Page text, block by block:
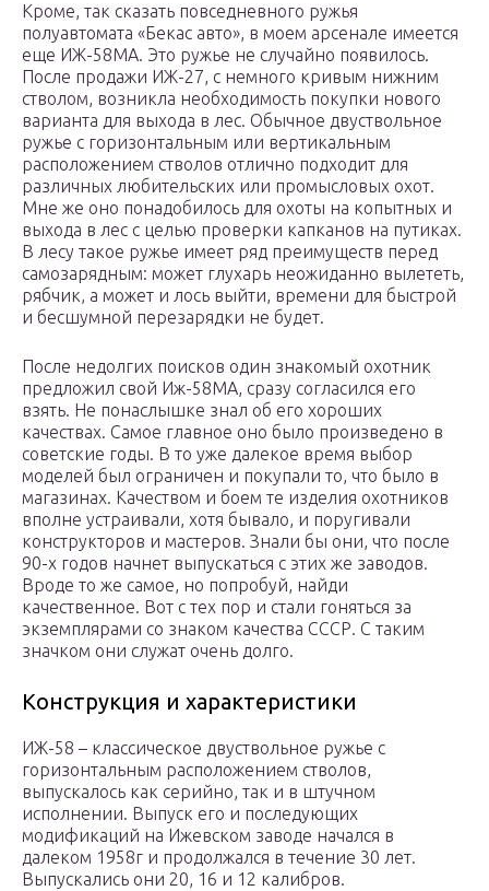
Кроме, так сказать повседневного ружья
полуавтомата «Бекас авто», в моем арсенале имеется
еще ИЖ-58МА. Это ружье не случайно появилось.
После продажи ИЖ-27, с немного кривым нижним
стволом, возникла необходимость покупки нового
варианта для выхода в лес. Обычное двуствольное
ружье с горизонтальным или вертикальным
расположением стволов отлично подходит для
различных любительских или промысловых охот.
Мне же оно понадобилось для охоты на копытных и
выхода в лес с целью проверки капканов на путиках.
В лесу такое ружье имеет ряд преимуществ перед
самозарядным: может глухарь неожиданно вылететь,
рябчик, а может и лось выйти, времени для быстрой
и бесшумной перезарядки не будет.
После недолгих поисков один знакомый охотник
предложил свой Иж-58МА, сразу согласился его
взять. Не понаслышке знал об его хороших
качествах. Самое главное оно было произведено в
советские годы. В то уже далекое время выбор
моделей был ограничен и покупали то, что было в
магазинах. Качеством и боем те изделия охотников
вполне устраивали, хотя бывало, и поругивали
конструкторов и мастеров. Знали бы они, что после
90-х годов начнет выпускаться с этих же заводов.
Вроде то же самое, но попробуй, найди
качественное. Вот с тех пор и стали гоняться за
экземплярами со знаком качества СССР. С таким
значком они служат очень долго.
Конструкция и характеристики
ИЖ-58 – классическое двуствольное ружье с
горизонтальным расположением стволов,
выпускалось как серийно, так и в штучном
исполнении. Выпуск его и последующих
модификаций на Ижевском заводе начался в
далеком 1958г и продолжался в течение 30 лет.
Выпускались они 20, 16 и 12 калибров.